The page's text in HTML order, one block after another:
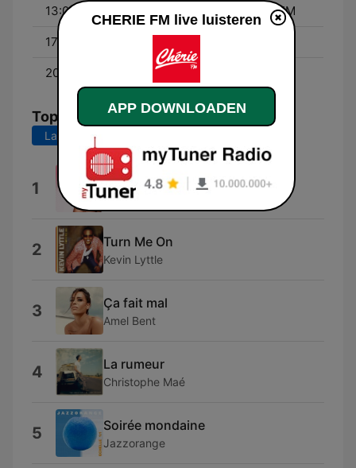
13:00 - 17:00 MARION - sur Chérie FM
17:00 - 20:00
20:00 - 00:00 Alexandre Lefort
Top nummers
Laatste 7 dagen
1 Like a Prayer
Mad'House
2 Turn Me On
Kevin Lyttle
3 Ça fait mal
Amel Bent
4 La rumeur
Christophe Maé
5 Soirée mondaine
Jazzorange
CHERIE FM live luisteren
APP DOWNLOADEN